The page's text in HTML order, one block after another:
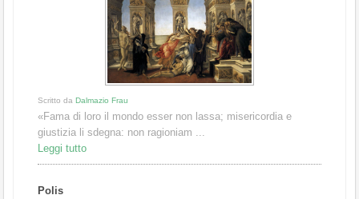
Scritto da Dalmazio Frau
«Fama di loro il mondo esser non lassa; misericordia e
giustizia li sdegna: non ragioniam ...
Leggi tutto
Polis